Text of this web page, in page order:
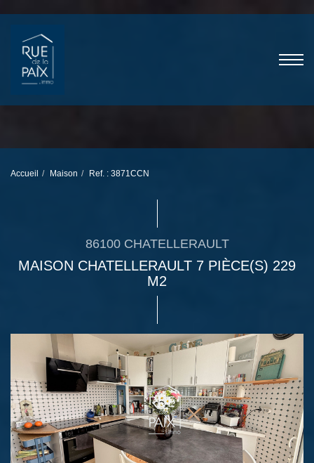
Accueil Maison Ref. : 3871CCN
86100 CHATELLERAULT
MAISON CHATELLERAULT 7 PIÈCE(S) 229
M2